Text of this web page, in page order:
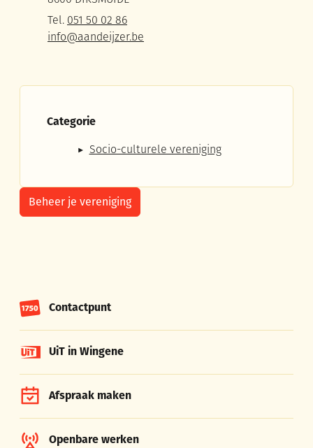
051 50 02 86
E-mailinfo@aandeijzer.be
Categorie
Socio-culturele vereniging
Beheer je vereniging
Contactpunt
UiT in Wingene
Afspraak maken
Openbare werken